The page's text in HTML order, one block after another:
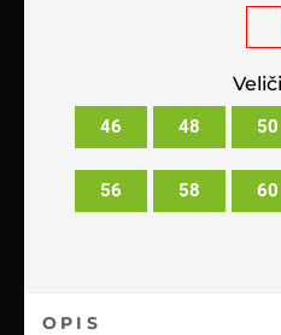
46 48 50
56 58 60
OPIS